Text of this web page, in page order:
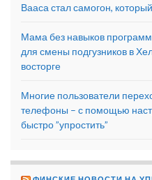
Вааса стал самогон,
Мама без навыков
для смены подгузников в
восторге
Многие пользователи
телефоны – с помощью
быстро ”упростить”